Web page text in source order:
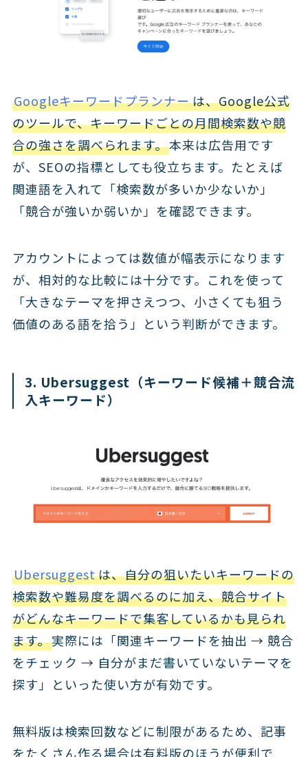
Googleキーワードプランナーは、Google公式
のツールで、キーワードごとの月間検索数や競
合の強さを調べられます。本来は広告用です
が、SEOの指標としても役立ちます。たとえば
関連語を入れて「検索数が多いか少ないか」
「競合が強いか弱いか」を確認できます。
アカウントによっては数値が幅表示になります
が、相対的な比較には十分です。これを使って
「大きなテーマを押さえつつ、小さくても狙う
価値のある語を拾う」という判断ができます。
3. Ubersuggest（キーワード候補＋競合流
入キーワード）
Ubersuggestは、自分の狙いたいキーワードの
検索数や難易度を調べるのに加え、競合サイト
がどんなキーワードで集客しているかも見られ
ます。実際には「関連キーワードを抽出 → 競合
をチェック → 自分がまだ書いていないテーマを
探す」といった使い方が有効です。
無料版は検索回数などに制限があるため、記事
をたくさん作る場合は有料版のほうが便利で